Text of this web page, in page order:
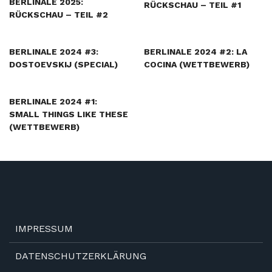
RÜCKSCHAU – TEIL #2
RÜCKSCHAU – TEIL #1
BERLINALE 2024 #3:
DOSTOEVSKIJ (SPECIAL)
BERLINALE 2024 #2: LA
COCINA (WETTBEWERB)
BERLINALE 2024 #1:
SMALL THINGS LIKE THESE
(WETTBEWERB)
IMPRESSUM
DATENSCHUTZERKLÄRUNG